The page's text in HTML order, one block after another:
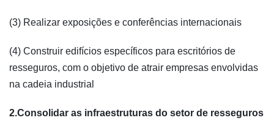
(3) Realizar exposições e conferências internacionais
(4) Construir edifícios específicos para escritórios de
resseguros, com o objetivo de atrair empresas envolvidas
na cadeia industrial
2.Consolidar as infraestruturas do setor de resseguros